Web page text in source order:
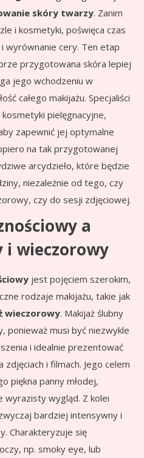
skóry twarzy. Zanim
i kosmetyki, poświęca czas
wyrównanie cery. Ten etap
przygotowana skóra lepiej
jego wchodzeniu w
całego makijażu. Specjaliści
pielęgnacyjne,
zapewnić jej optymalne
na tak przygotowanej
arcydzieło, które będzie
niezależnie od tego, czy
czy do sesji zdjęciowej.
a
i wieczorowy
jest pojęciem szerokim,
rodzaje makijażu, takie jak
wieczorowy. Makijaż ślubny
ponieważ musi być niezwykle
i idealnie prezentować
i filmach. Jego celem
piękna panny młodej,
wyrazisty wygląd. Z kolei
bardziej intensywny i
Charakteryzuje się
np. smoky eye, lub